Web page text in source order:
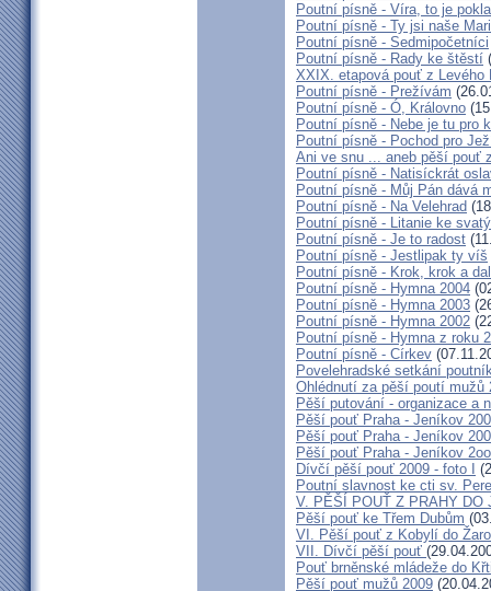
Poutní písně - Víra, to je
Poutní písně - Ty jsi naše
Poutní písně - Sedmipočetníci
Poutní písně - Rady ke štěstí
XXIX. etapová pouť z Levého
Poutní písně - Prežívám
Poutní písně - Ó, Královno
Poutní písně - Nebe je tu pro
Poutní písně - Pochod pro
Ani ve snu ... aneb pěší pouť
Poutní písně - Natisíckrát
Poutní písně - Můj Pán dává
Poutní písně - Na Velehrad
Poutní písně - Litanie ke
Poutní písně - Je to radost
Poutní písně - Jestlipak ty víš
Poutní písně - Krok, krok a
Poutní písně - Hymna 2004
Poutní písně - Hymna 2003
Poutní písně - Hymna 2002
Poutní písně - Hymna z roku
Poutní písně - Církev
Povelehradské setkání
Ohlédnutí za pěší poutí mužů
Pěší putování - organizace a
Pěší pouť Praha - Jeníkov
Pěší pouť Praha - Jeníkov
Pěší pouť Praha - Jeníkov
Dívčí pěší pouť 2009 - foto I
Poutní slavnost ke cti sv.
V. PĚŠÍ POUŤ Z PRAHY DO
Pěší pouť ke Třem Dubům
VI. Pěší pouť z Kobylí do
VII. Dívčí pěší pouť
Pouť brněnské mládeže do
Pěší pouť mužů 2009